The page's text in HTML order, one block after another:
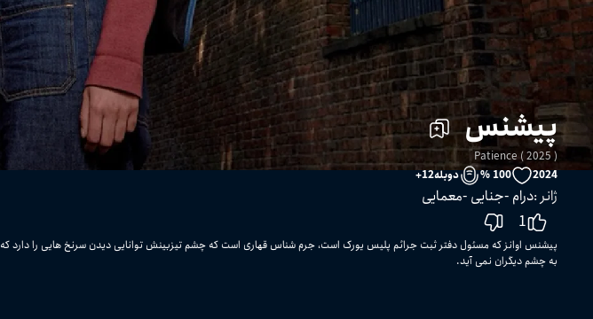
پیشنس
Patience ( 2025 )
2024
100 % دوبله12
+
ژانر :درام جنایی معمایی
1
پیشنس اوانز که مسئول دفتر ثبت جرائم پلیس یورک است، جرم شناس قهاری است که چشم تیزبینش توانایی دیدن سرنخ هایی را دارد که
به چشم دیگران نمی آید.